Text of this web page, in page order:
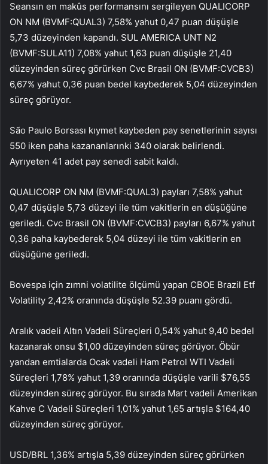
Seansın en makûs performansını sergileyen QUALICORP
ON NM (BVMF:QUAL3) 7,58% yahut 0,47 puan düşüşle
5,73 düzeyinden kapandı. SUL AMERICA UNT N2
(BVMF:SULA11) 7,08% yahut 1,63 puan düşüşle 21,40
düzeyinden süreç görürken Cvc Brasil ON (BVMF:CVCB3)
6,67% yahut 0,36 puan bedel kaybederek 5,04 düzeyinden
süreç görüyor.
São Paulo Borsası kıymet kaybeden pay senetlerinin sayısı
550 iken paha kazananlarınki 340 olarak belirlendi.
Ayrıyeten 41 adet pay senedi sabit kaldı.
QUALICORP ON NM (BVMF:QUAL3) payları 7,58% yahut
0,47 düşüşle 5,73 düzeyi ile tüm vakitlerin en düşüğüne
geriledi. Cvc Brasil ON (BVMF:CVCB3) payları 6,67% yahut
0,36 paha kaybederek 5,04 düzeyi ile tüm vakitlerin en
düşüğüne geriledi.
Bovespa için zımni volatilite ölçümü yapan CBOE Brazil Etf
Volatility 2,42% oranında düşüşle 52.39 puanı gördü.
Aralık vadeli Altın Vadeli Süreçleri 0,54% yahut 9,40 bedel
kazanarak onsu $1,00 düzeyinden süreç görüyor. Öbür
yandan emtialarda Ocak vadeli Ham Petrol WTI Vadeli
Süreçleri 1,78% yahut 1,39 oranında düşüşle varili $76,55
düzeyinden süreç görüyor. Bu sırada Mart vadeli Amerikan
Kahve C Vadeli Süreçleri 1,01% yahut 1,65 artışla $164,40
düzeyinden süreç görüyor.
USD/BRL 1,36% artışla 5,39 düzeyinden süreç görürken